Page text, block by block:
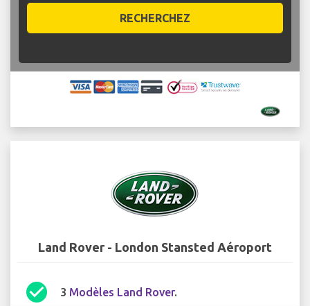
RECHERCHEZ
Land Rover - London Stansted Aéroport
check_circle 3 Modèles Land Rover.